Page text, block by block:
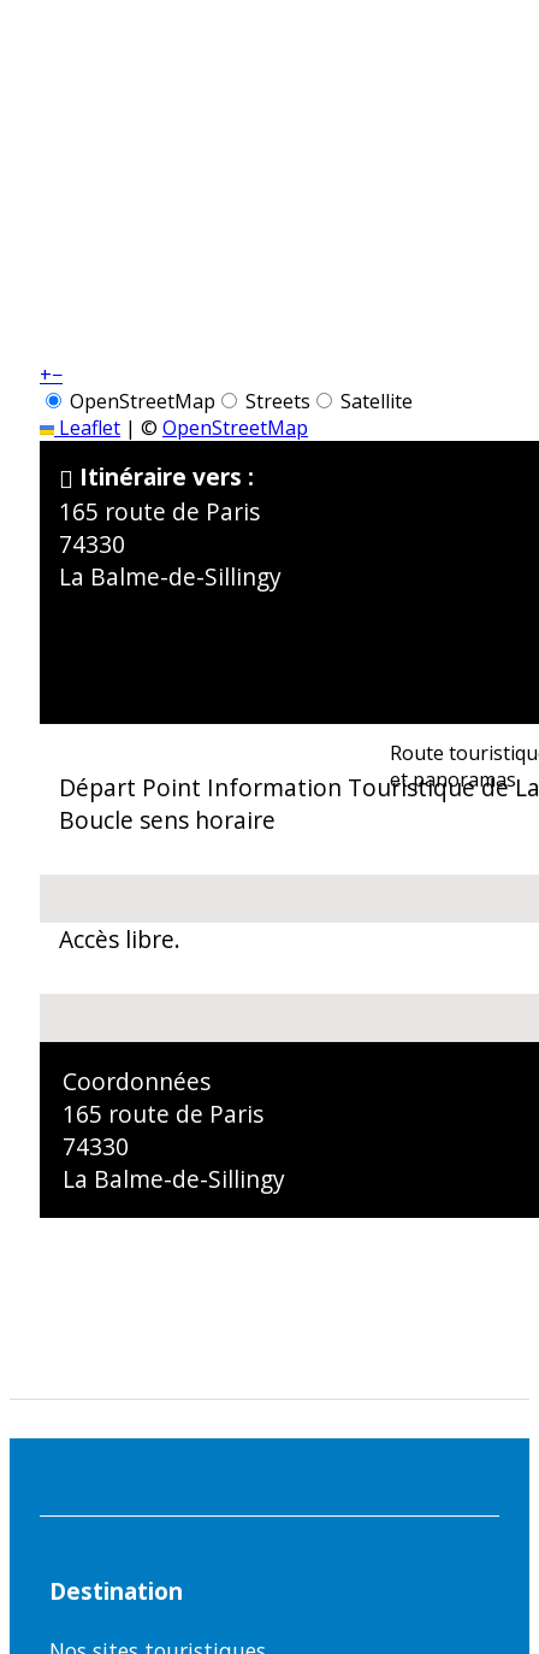
Route
et panoramas
+−
OpenStreetMap
Streets
Satellite
Leaflet | © OpenStreetMap
Itinéraire vers :
165 route de Paris
74330
La Balme-de-Sillingy
Départ Point Information Touristique de
Boucle sens horaire
Accès libre.
Coordonnées
165 route de Paris
74330
La Balme-de-Sillingy
Destination